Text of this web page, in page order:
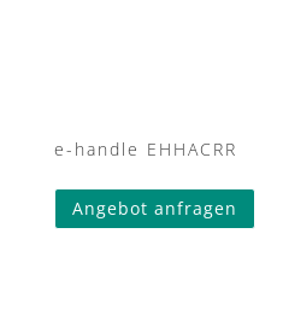
e-handle EHHACRR
Angebot anfragen